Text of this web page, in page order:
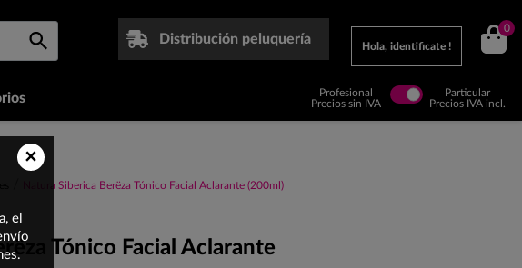
Distribución peluquería
Hola, identificate !
0
Profesional
Precios sin IVA
Particular
Precios IVA incl.
Natura Siberica Berëza Tónico Facial Aclarante (200ml)
Tónico Facial Aclarante
×
el